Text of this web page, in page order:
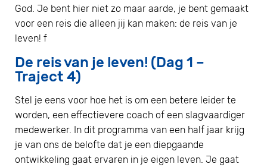
God. Je bent hier niet zo maar aarde, je bent gemaakt
voor een reis die alleen jij kan maken: de reis van je
leven! f
De reis van je leven! (Dag 1 –
Traject 4)
Stel je eens voor hoe het is om een betere leider te
worden, een effectievere coach of een slagvaardiger
medewerker. In dit programma van een half jaar krijg
je van ons de belofte dat je een diepgaande
ontwikkeling gaat ervaren in je eigen leven. Je gaat